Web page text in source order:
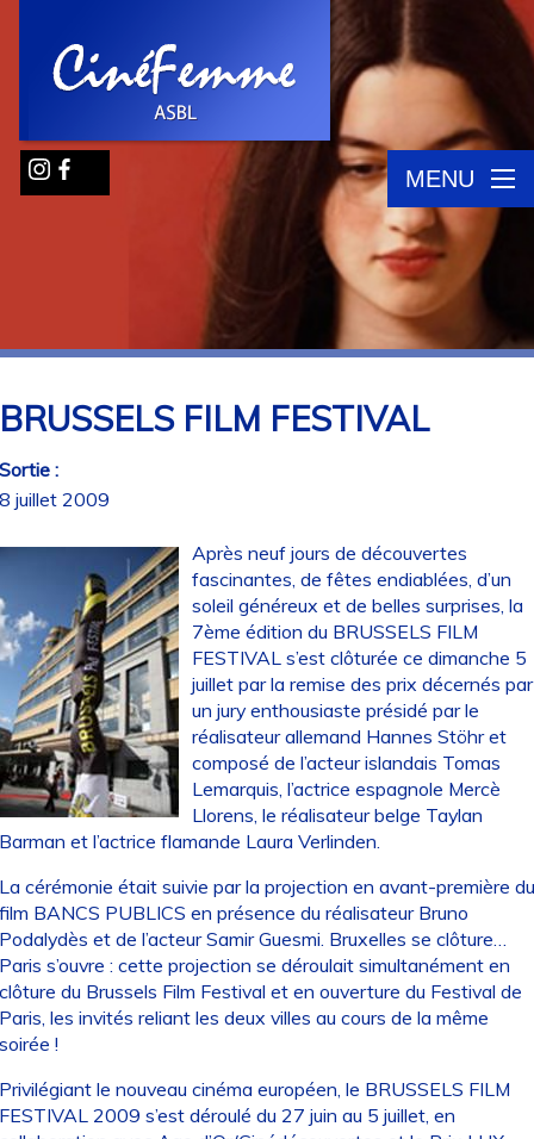
MENU
FILM FESTIVAL
:
juillet 2009
Après neuf jours de découvertes
fascinantes, de fêtes endiablées, d’un
soleil généreux et de belles surprises, la
7ème édition du BRUSSELS FILM
FESTIVAL s’est clôturée ce dimanche 5
juillet par la remise des prix décernés par
un jury enthousiaste présidé par le
réalisateur allemand Hannes Stöhr et
composé de l’acteur islandais Tomas
Lemarquis, l’actrice espagnole Mercè
Llorens, le réalisateur belge Taylan
et l’actrice flamande Laura Verlinden.
cérémonie était suivie par la projection en avant-première du
BANCS PUBLICS en présence du réalisateur Bruno
et de l’acteur Samir Guesmi. Bruxelles se clôture…
s’ouvre : cette projection se déroulait simultanément en
du Brussels Film Festival et en ouverture du Festival de
les invités reliant les deux villes au cours de la même
!
le nouveau cinéma européen, le BRUSSELS FILM
2009 s’est déroulé du 27 juin au 5 juillet, en